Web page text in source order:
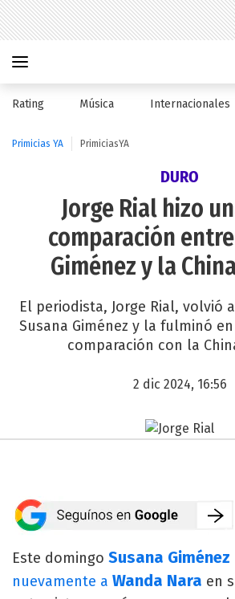
Rating Música Internacionales
Primicias YA PrimiciasYA
DURO
Jorge Rial hizo
comparación
Giménez y la
El periodista, Jorge Rial, volvió
Susana Giménez y la fulminó
comparación con la
2 dic 2024, 16:56
Este domingo Susana Giménez
nuevamente a Wanda Nara en